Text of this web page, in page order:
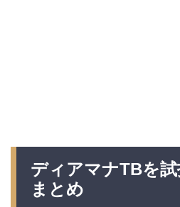
ディアマナTBを
まとめ